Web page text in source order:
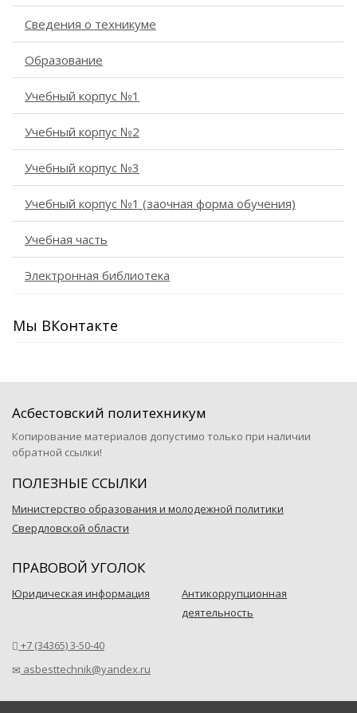
Сведения о техникуме
Образование
Учебный корпус №1
Учебный корпус №2
Учебный корпус №3
Учебный корпус №1 (заочная форма обучения)
Учебная часть
Электронная библиотека
Мы ВКонтакте
Асбестовский политехникум
Копирование материалов допустимо только при наличии
обратной ссылки!
ПОЛЕЗНЫЕ ССЫЛКИ
Министерство образования и молодежной политики
Свердловской области
ПРАВОВОЙ УГОЛОК
Юридическая информация
Антикоррупционная
деятельность
+7 (34365) 3-50-40
asbesttechnik@yandex.ru